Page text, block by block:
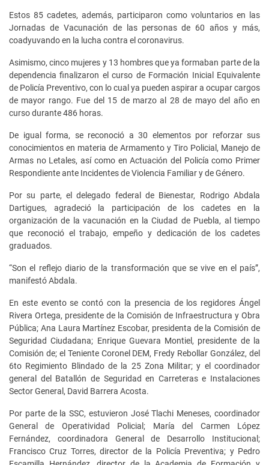
Estos 85 cadetes, además, participaron como voluntarios en las
Jornadas de Vacunación de las personas de 60 años y más,
coadyuvando en la lucha contra el coronavirus.
Asimismo, cinco mujeres y 13 hombres que ya formaban parte de la
dependencia finalizaron el curso de Formación Inicial Equivalente
de Policía Preventivo, con lo cual ya pueden aspirar a ocupar cargos
de mayor rango. Fue del 15 de marzo al 28 de mayo del año en
curso durante 486 horas.
De igual forma, se reconoció a 30 elementos por reforzar sus
conocimientos en materia de Armamento y Tiro Policial, Manejo de
Armas no Letales, así como en Actuación del Policía como Primer
Respondiente ante Incidentes de Violencia Familiar y de Género.
Por su parte, el delegado federal de Bienestar, Rodrigo Abdala
Dartigues, agradeció la participación de los cadetes en la
organización de la vacunación en la Ciudad de Puebla, al tiempo
que reconoció el trabajo, empeño y dedicación de los cadetes
graduados.
“Son el reflejo diario de la transformación que se vive en el país”,
manifestó Abdala.
En este evento se contó con la presencia de los regidores Ángel
Rivera Ortega, presidente de la Comisión de Infraestructura y Obra
Pública; Ana Laura Martínez Escobar, presidenta de la Comisión de
Seguridad Ciudadana; Enrique Guevara Montiel, presidente de la
Comisión de; el Teniente Coronel DEM, Fredy Rebollar González, del
6to Regimiento Blindado de la 25 Zona Militar; y el coordinador
general del Batallón de Seguridad en Carreteras e Instalaciones
Sector General, David Barrera Acosta.
Por parte de la SSC, estuvieron José Tlachi Meneses, coordinador
General de Operatividad Policial; María del Carmen López
Fernández, coordinadora General de Desarrollo Institucional;
Francisco Cruz Torres, director de la Policía Preventiva; y Pedro